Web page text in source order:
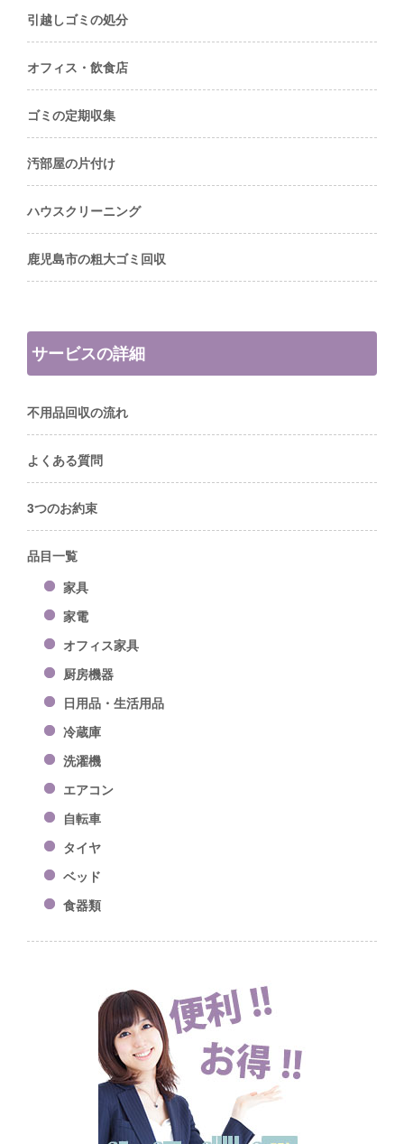
引越しゴミの処分
オフィス・飲食店
ゴミの定期収集
汚部屋の片付け
ハウスクリーニング
鹿児島市の粗大ゴミ回収
サービスの詳細
不用品回収の流れ
よくある質問
3つのお約束
品目一覧
家具
家電
オフィス家具
厨房機器
日用品・生活用品
冷蔵庫
洗濯機
エアコン
自転車
タイヤ
ベッド
食器類